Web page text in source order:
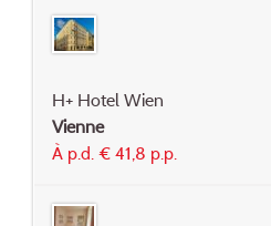
H+ Hotel Wien
Vienne
À p.d. € 41,8 p.p.